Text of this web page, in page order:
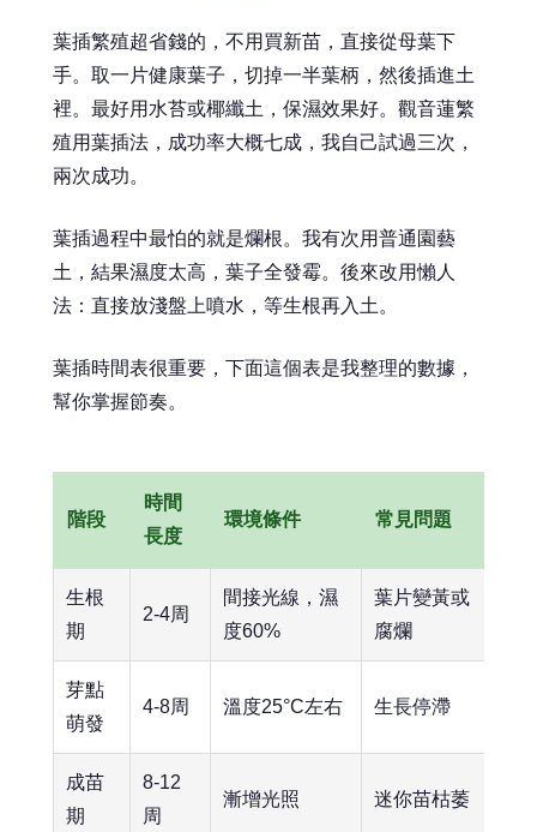
葉插繁殖超省錢的，不用買新苗，直接從母葉下
手。取一片健康葉子，切掉一半葉柄，然後插進土
裡。最好用水苔或椰纖土，保濕效果好。觀音蓮繁
殖用葉插法，成功率大概七成，我自己試過三次，
兩次成功。
葉插過程中最怕的就是爛根。我有次用普通園藝
土，結果濕度太高，葉子全發霉。後來改用懶人
法：直接放淺盤上噴水，等生根再入土。
葉插時間表很重要，下面這個表是我整理的數據，
幫你掌握節奏。
階段
時間
長度
環境條件 常見問題
生根
期
2-4周
間接光線，濕
度60%
葉片變黃或
腐爛
芽點
萌發
4-8周 溫度25°C左右 生長停滯
成苗
期
8-12
周
漸增光照 迷你苗枯萎